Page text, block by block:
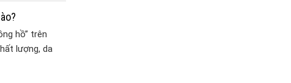
hồ” trên
lượng, da